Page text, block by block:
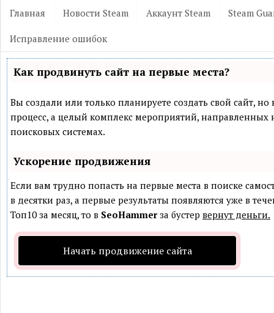
Главная Новости Steam Аккаунт Steam Steam
Исправление ошибок
Как продвинуть сайт на первые места?
Вы создали или только планируете создать свой сайт,
процесс, а целый комплекс мероприятий,
поисковых системах.
Ускорение продвижения
Если вам трудно попасть на первые места в поиске
в десятки раз, а первые результаты появляются уже в
Топ10 за месяц, то в SeoHammerза бустер вернут деньги.
Начать продвижение сайта